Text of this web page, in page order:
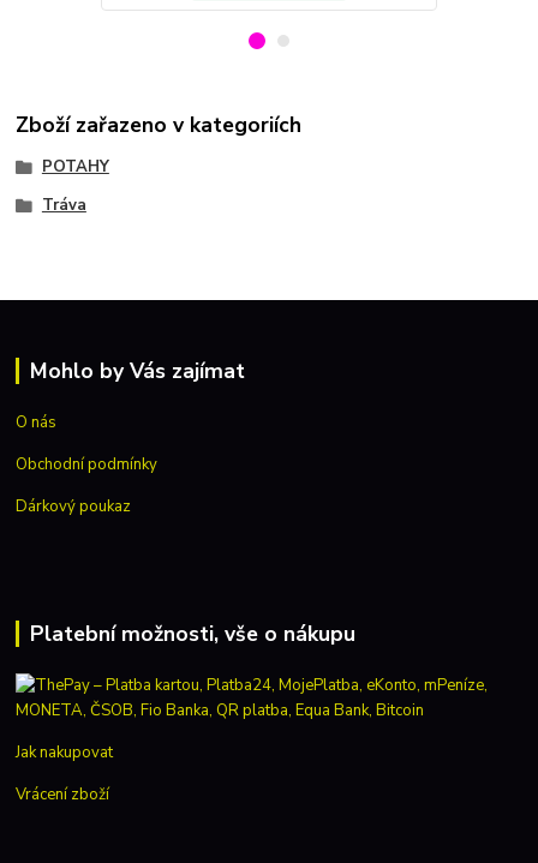
Zboží zařazeno v kategoriích
POTAHY
Tráva
Mohlo by Vás zajímat
O nás
Obchodní podmínky
Dárkový poukaz
Platební možnosti, vše o nákupu
Jak nakupovat
Vrácení zboží